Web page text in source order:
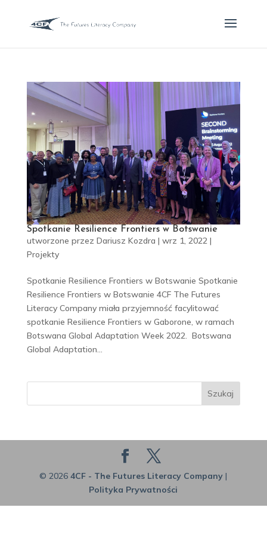
Spotkanie Resilience Frontiers w Botswanie
utworzone przez Dariusz Kozdra | wrz 1, 2022|
Projekty
Spotkanie Resilience Frontiers w Botswanie Spotkanie
Resilience Frontiers w Botswanie 4CF The Futures
Literacy Company miała przyjemność facylitować
spotkanie Resilience Frontiers w Gaborone, w ramach
Botswana Global Adaptation Week 2022. Botswana
Global Adaptation...
Szukaj
© 2026 4CF - The Futures Literacy Company|
Polityka Prywatności